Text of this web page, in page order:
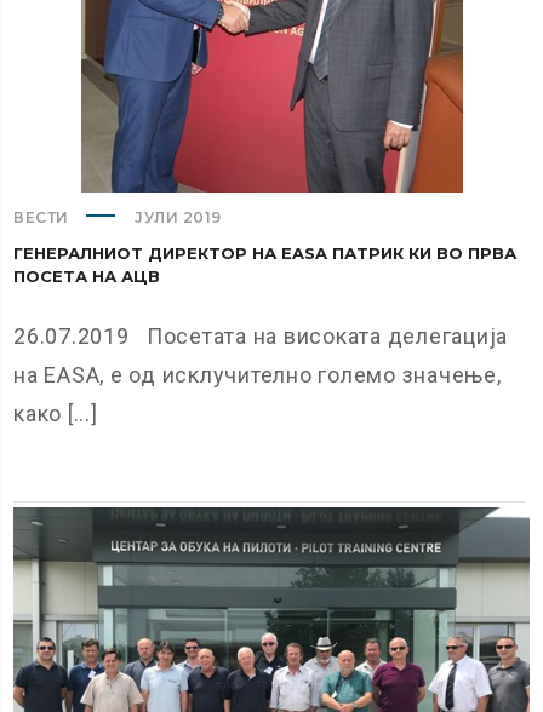
ВЕСТИ ЈУЛИ 2019
ГЕНЕРАЛНИОТ ДИРЕКТОР НА EASA ПАТРИК КИ ВО ПРВА
ПОСЕТА НА АЦВ
26.07.2019 Посетата на високата делегација
на EASA, е од исклучително големо значење,
како [...]